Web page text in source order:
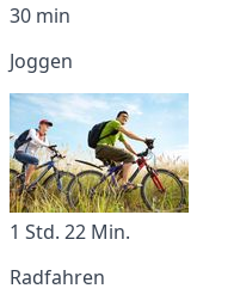
30 min
Joggen
1 Std. 22 Min.
Radfahren